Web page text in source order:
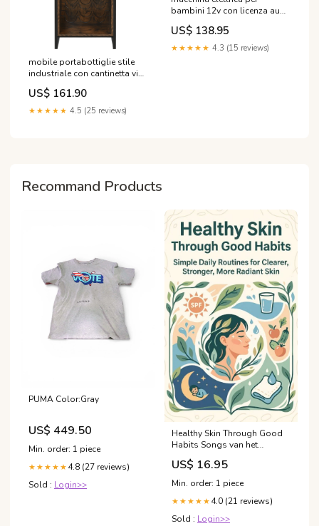
mobile portabottiglie stile
industriale con cantinetta vini
per 9 bottiglie e portacalici
marrone 295665 8035360000
US$ 161.90
★★★★★ 4.5 (25 reviews)
bambini 12v con licenza audi
tt nero 295654
PREST146LINT11C01
US$ 138.95
★★★★★ 4.3 (15 reviews)
Recommand Products
PUMA Color:Gray
US$ 449.50
Min. order: 1 piece
★★★★★ 4.8 (27 reviews)
Sold : Login>>
Healthy Skin Through Good
Habits Songs van het
Songfestival
US$ 16.95
Min. order: 1 piece
★★★★★ 4.0 (21 reviews)
Sold : Login>>